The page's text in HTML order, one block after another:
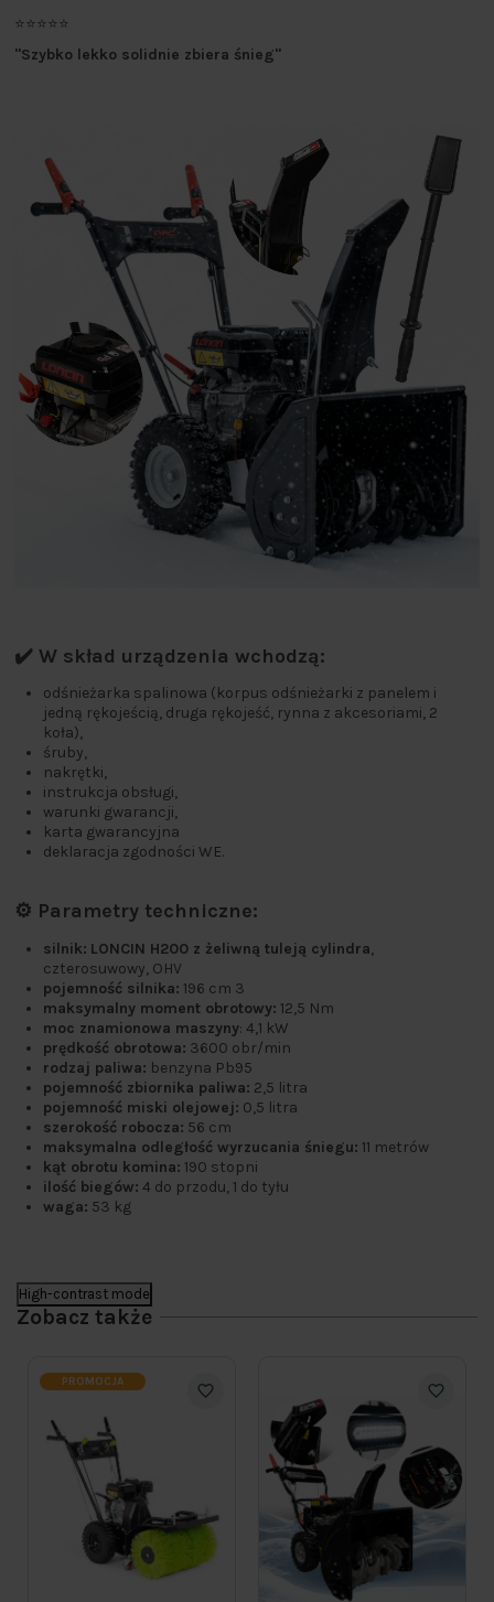
⭐⭐⭐⭐⭐
"Szybko lekko solidnie zbiera śnieg"
✔️ W skład urządzenia wchodzą:
odśnieżarka spalinowa (korpus odśnieżarki z panelem i
jedną rękojeścią, druga rękojeść, rynna z akcesoriami, 2
koła),
śruby,
nakrętki,
instrukcja obsługi,
warunki gwarancji,
karta gwarancyjna
deklaracja zgodności WE.
⚙️ Parametry techniczne:
silnik: LONCIN H200 z żeliwną tuleją cylindra,
czterosuwowy, OHV
pojemność silnika: 196 cm 3
maksymalny moment obrotowy: 12,5 Nm
moc znamionowa maszyny: 4,1 kW
prędkość obrotowa: 3600 obr/min
rodzaj paliwa: benzyna Pb95
pojemność zbiornika paliwa: 2,5 litra
pojemność miski olejowej: 0,5 litra
szerokość robocza: 56 cm
maksymalna odległość wyrzucania śniegu: 11 metrów
kąt obrotu komina: 190 stopni
ilość biegów: 4 do przodu, 1 do tyłu
waga: 53 kg
High-contrast mode
Zobacz także
PROMOCJA